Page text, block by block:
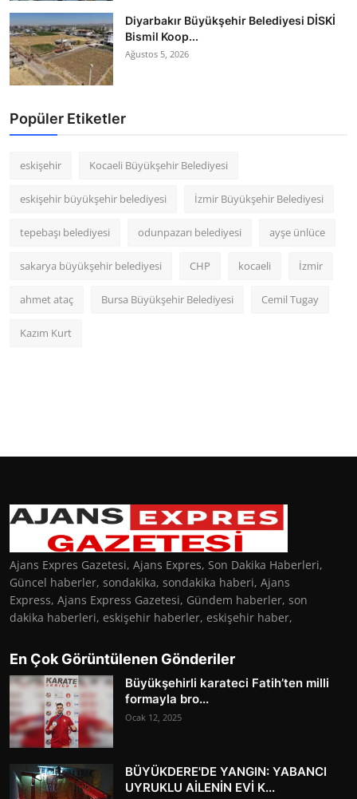
Diyarbakır Büyükşehir Belediyesi DİSKİ
Bismil Koop...
Ağustos 5, 2026
Popüler Etiketler
eskişehir Kocaeli Büyükşehir Belediyesi
eskişehir büyükşehir belediyesi İzmir Büyükşehir Belediyesi
tepebaşı belediyesi odunpazarı belediyesi ayşe ünlüce
sakarya büyükşehir belediyesi CHP kocaeli İzmir
ahmet ataç Bursa Büyükşehir Belediyesi Cemil Tugay
Kazım Kurt
Ajans Expres Gazetesi, Ajans Expres, Son Dakika Haberleri,
Güncel haberler, sondakika, sondakika haberi, Ajans
Express, Ajans Express Gazetesi, Gündem haberler, son
dakika haberleri, eskişehir haberler, eskişehir haber,
En Çok Görüntülenen Gönderiler
Büyükşehirli karateci Fatih’ten milli
formayla bro...
Ocak 12, 2025
BÜYÜKDERE'DE YANGIN: YABANCI
UYRUKLU AİLENİN EVİ K...